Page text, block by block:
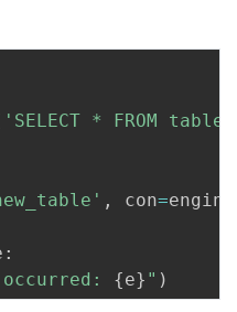
'SELECT * FROM table'
, con=engine
:
{e} " )